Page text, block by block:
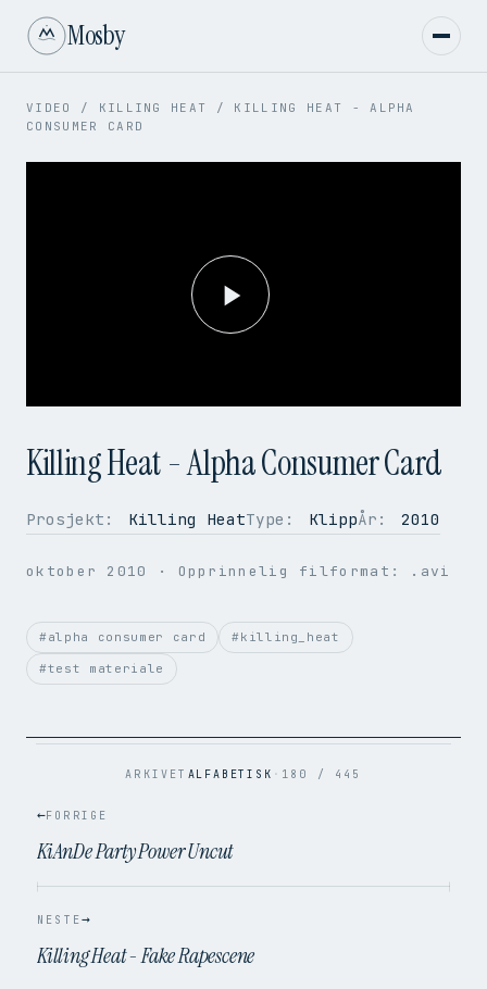
Mosby
VIDEO / KILLING HEAT / KILLING HEAT - ALPHA
CONSUMER CARD
Play
Video
720 × 576
LYDKODEK AAC
BITRATE 2.9 Mbps
FILSTØRRELSE
Killing Heat - Alpha Consumer Card
Prosjekt: Killing HeatType: KlippÅr: 2010
oktober 2010 · Opprinnelig filformat: .avi
#alpha consumer card #killing_heat
#test materiale
ARKIVET ALFABETISK · 180 / 445
←FORRIGE
KiAnDe Party Power Uncut
NESTE→
Killing Heat - Fake Rapescene